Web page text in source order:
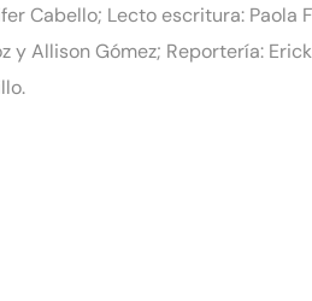
Cabello; Lecto escritura: Paola
y Allison Gómez; Reportería: